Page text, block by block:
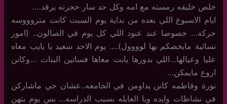
خلص خليفه رمسته مع امه وكل حد سار حجرته يرقد….
ايام الاسبوع اللي بعده من بداية يوم السبت كانت متروووسه
حركة… خصوصا عند عنود اللي كل يوم في الصالون.. (امور
نسائية مايخصكم بها لوووول)…. يوم الاحد سعيد يا يايب معاه
عليا وعيالها…اللي بدورها يابت معاها فساتين البنات …وكانن
اروع مايمكن…
نورة وفاطمه كانن يداومن في الجامعه..عشان جي ماشاركن
في نشاطات وايده ويا العايله بسبب الدراسه… بس يوم يتهن